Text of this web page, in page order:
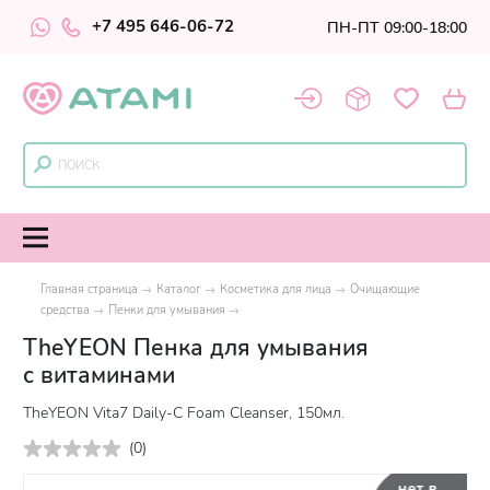
+7 495 646-06-72 ПН-ПТ 09:00-18:00
Главная страница Каталог Косметика для лица
Очищающие
средства
Пенки для умывания
TheYEON Пенка для умывания
с витаминами
TheYEON Vita7 Daily-C Foam Cleanser, 150мл.
(0)